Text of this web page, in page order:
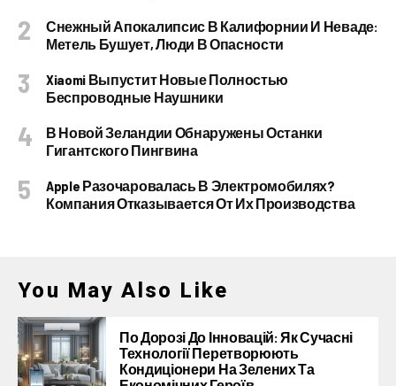
Снежный Апокалипсис В Калифорнии И Неваде:
Метель Бушует, Люди В Опасности
Xiaomi Выпустит Новые Полностью
Беспроводные Наушники
В Новой Зеландии Обнаружены Останки
Гигантского Пингвина
Apple Разочаровалась В Электромобилях?
Компания Отказывается От Их Производства
You May Also Like
По Дорозі До Інновацій: Як Сучасні
Технології Перетворюють
Кондиціонери На Зелених Та